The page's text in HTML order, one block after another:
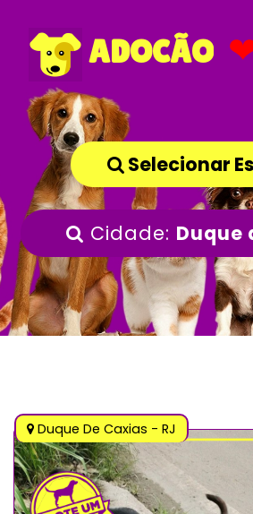
ADOCÃO
Selecionar
Cidade: Duque
Duque De Caxias - RJ